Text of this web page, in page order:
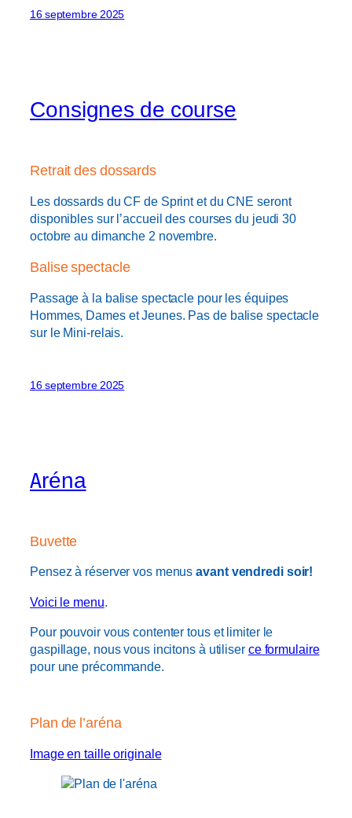
16 septembre 2025
Consignes de course
Retrait des dossards
Les dossards du CF de Sprint et du CNE seront
disponibles sur l’accueil des courses du jeudi 30
octobre au dimanche 2 novembre.
Balise spectacle
Passage à la balise spectacle pour les équipes
Hommes, Dames et Jeunes. Pas de balise spectacle
sur le Mini-relais.
16 septembre 2025
Aréna
Buvette
Pensez à réserver vos menusavant vendredi soir!
Voici le menu.
Pour pouvoir vous contenter tous et limiter le
gaspillage, nous vous incitons à utiliser ce formulaire
pour une précommande.
Plan de l’aréna
Image en taille originale